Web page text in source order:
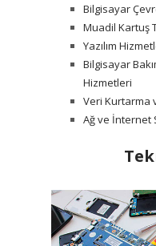
Bilgisayar
Muadil Kartuş
Yazılım
Bilgisayar
Hizmetleri
Veri Kurtarma
Ağ ve İnternet